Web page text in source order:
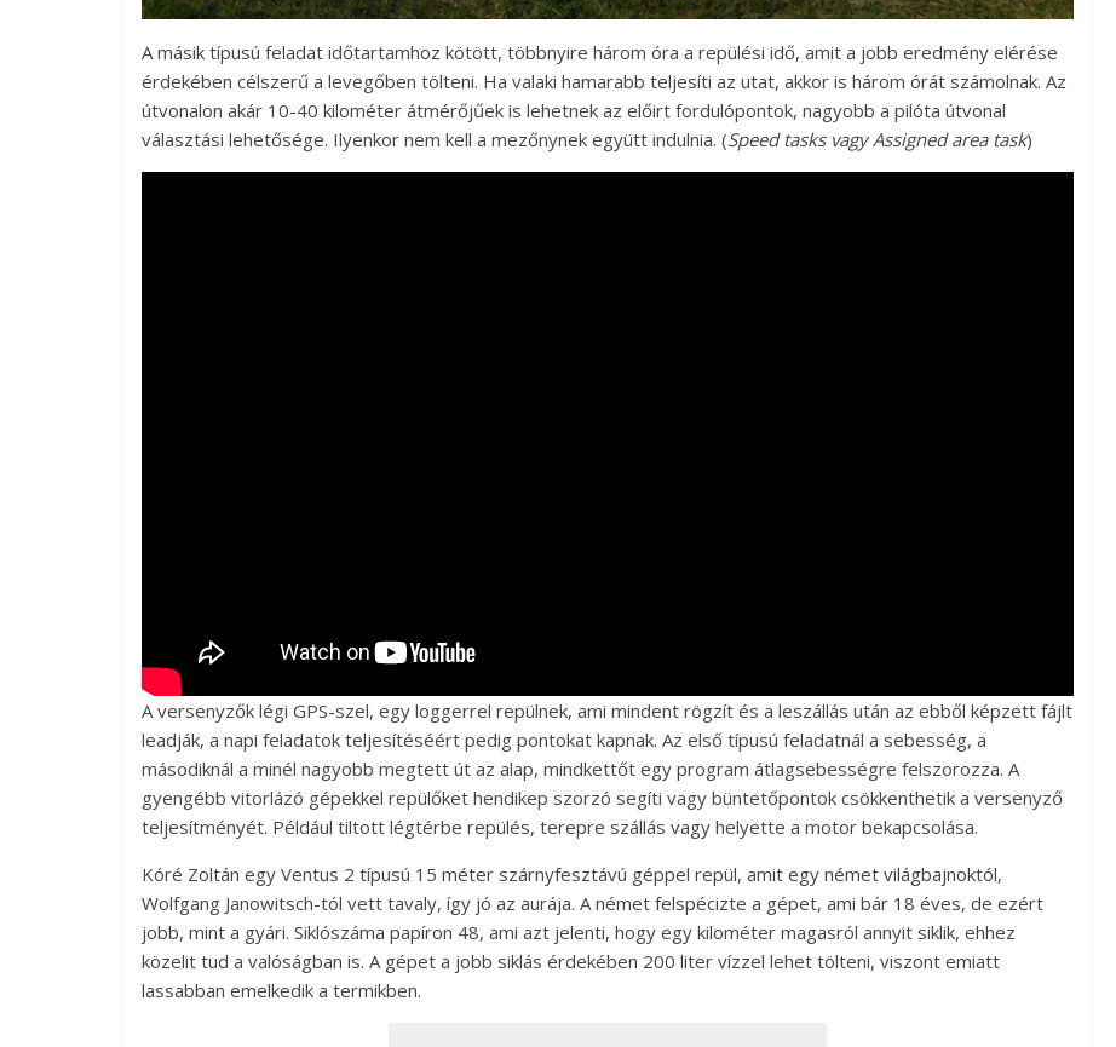
A másik típusú feladat időtartamhoz kötött, többnyire három óra a repülési idő, amit a jobb eredmény elérése
érdekében célszerű a levegőben tölteni. Ha valaki hamarabb teljesíti az utat, akkor is három órát számolnak. Az
útvonalon akár 10-40 kilométer átmérőjűek is lehetnek az előirt fordulópontok, nagyobb a pilóta útvonal
választási lehetősége. Ilyenkor nem kell a mezőnynek együtt indulnia. (Speed tasks vagy Assigned area task)
A versenyzők légi GPS-szel, egy loggerrel repülnek, ami mindent rögzít és a leszállás után az ebből képzett fájlt
leadják, a napi feladatok teljesítéséért pedig pontokat kapnak. Az első típusú feladatnál a sebesség, a
másodiknál a minél nagyobb megtett út az alap, mindkettőt egy program átlagsebességre felszorozza. A
gyengébb vitorlázó gépekkel repülőket hendikep szorzó segíti vagy büntetőpontok csökkenthetik a versenyző
teljesítményét. Például tiltott légtérbe repülés, terepre szállás vagy helyette a motor bekapcsolása.
Kóré Zoltán egy Ventus 2 típusú 15 méter szárnyfesztávú géppel repül, amit egy német világbajnoktól,
Wolfgang Janowitsch-tól vett tavaly, így jó az aurája. A német felspécizte a gépet, ami bár 18 éves, de ezért
jobb, mint a gyári. Siklószáma papíron 48, ami azt jelenti, hogy egy kilométer magasról annyit siklik, ehhez
közelit tud a valóságban is. A gépet a jobb siklás érdekében 200 liter vízzel lehet tölteni, viszont emiatt
lassabban emelkedik a termikben.